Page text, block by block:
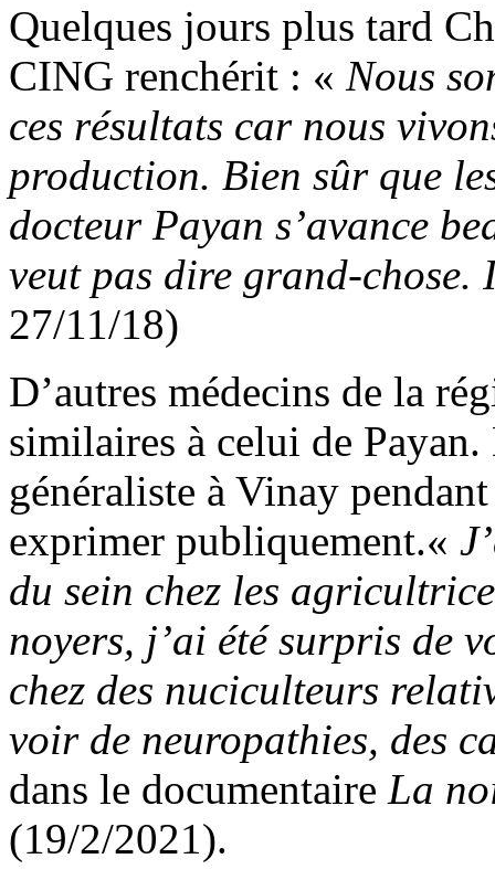
Quelques jours plus tard
CING renchérit : « Nous
ces résultats car nous
production. Bien sûr que
docteur Payan s’avance
veut pas dire grand-chose.
27/11/18)
D’autres médecins de la
similaires à celui de
généraliste à Vinay
exprimer publiquement.«
du sein chez les
noyers, j’ai été surpris de
chez des nuciculteurs
voir de neuropathies, des
dans le documentaire La
(19/2/2021).